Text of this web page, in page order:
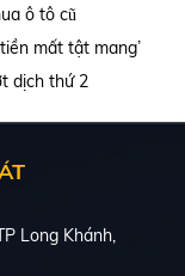
ô tô cũ
mất tật mang’
dịch thứ 2
Long Khánh,